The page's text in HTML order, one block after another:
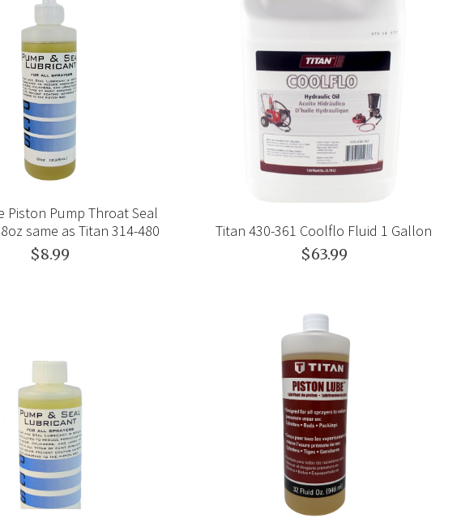
Piston Pump Throat Seal
same as Titan 314-480
$8.99
Titan 430-361 Coolflo Fluid 1 Gallon
$63.99